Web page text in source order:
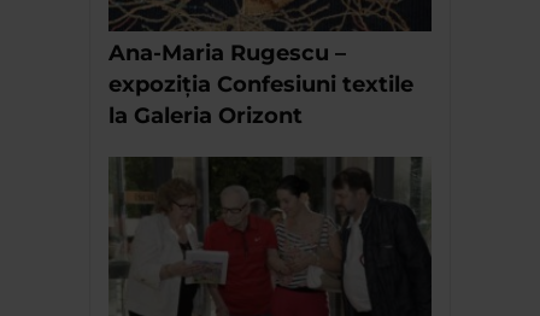
Ana-Maria Rugescu –
expoziția Confesiuni textile
la Galeria Orizont